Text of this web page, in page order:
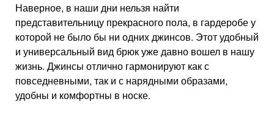
Наверное, в наши дни нельзя найти
представительницу прекрасного пола, в гардеробе у
которой не было бы ни одних джинсов. Этот удобный
и универсальный вид брюк уже давно вошел в нашу
жизнь. Джинсы отлично гармонируют как с
повседневными, так и с нарядными образами,
удобны и комфортны в носке.